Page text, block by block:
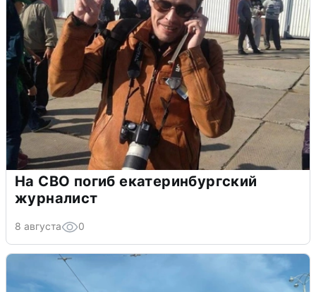
На СВО погиб екатеринбургский
журналист
8 августа 0